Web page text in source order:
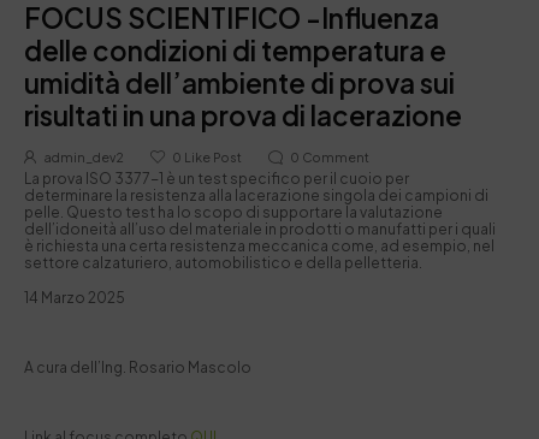
FOCUS SCIENTIFICO -Influenza
delle condizioni di temperatura e
umidità dell’ambiente di prova sui
risultati in una prova di lacerazione
admin_dev2 0 Like Post 0 Comment
La prova ISO 3377-1 è un test specifico per il cuoio per
determinare la resistenza alla lacerazione singola dei campioni di
pelle. Questo test ha lo scopo di supportare la valutazione
dell’idoneità all’uso del materiale in prodotti o manufatti per i quali
è richiesta una certa resistenza meccanica come, ad esempio, nel
settore calzaturiero, automobilistico e della pelletteria.
14 Marzo 2025
A cura dell’Ing. Rosario Mascolo